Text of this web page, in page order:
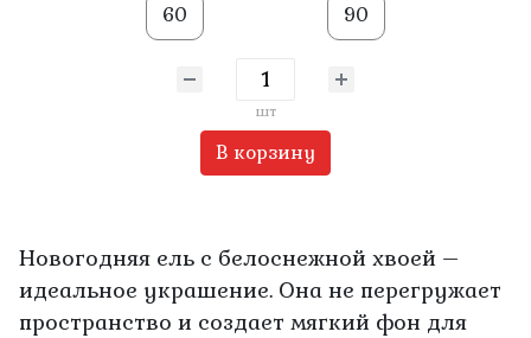
60 90
шт
В корзину
Новогодняя ель с белоснежной хвоей –
идеальное украшение. Она не перегружает
пространство и создает мягкий фон для